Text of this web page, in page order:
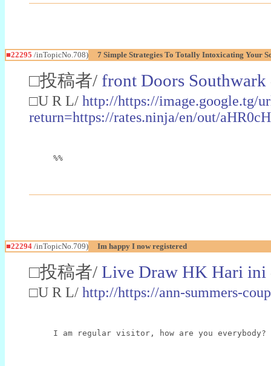
■22295 /inTopicNo.708) 7 Simple Strategies To Totally Intoxicating Your
□投稿者/ front Doors Southwark
□U R L/ http://https://image.google.tg/
return=https://rates.ninja/en/out/
%%
■22294 /inTopicNo.709) Im happy I now registered
□投稿者/ Live Draw HK Hari ini
□U R L/ http://https://ann-summers-
I am regular visitor, how are you